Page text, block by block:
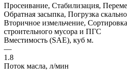
Просеивание, Стабилизация,
Обратная засыпка, Погрузка
Вторичное измельчение,
строительного мусора и ПГС
Вместимость (SAE), куб м.
—
1.8
Поток масла, л/мин